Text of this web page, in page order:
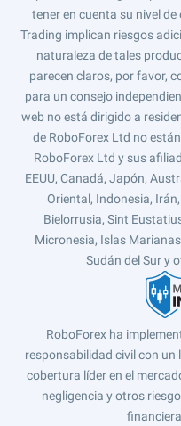
tener en cuenta su nivel
Trading implican riesgos
naturaleza de tales
parecen claros, por favor,
para un consejo
web no está dirigido a
de RoboForex Ltd no
RoboForex Ltd y sus
EEUU, Canadá, Japón,
Oriental, Indonesia,
Bielorrusia, Sint
Micronesia, Islas
Sudán del Sur y
RoboForex ha
responsabilidad civil con un
cobertura líder en el
negligencia y otros